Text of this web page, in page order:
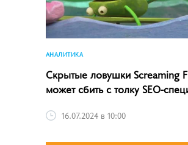
АНАЛИТИКА
Скрытые ловушки Screaming
может сбить с толку SEO-
16.07.2024 в 10:00